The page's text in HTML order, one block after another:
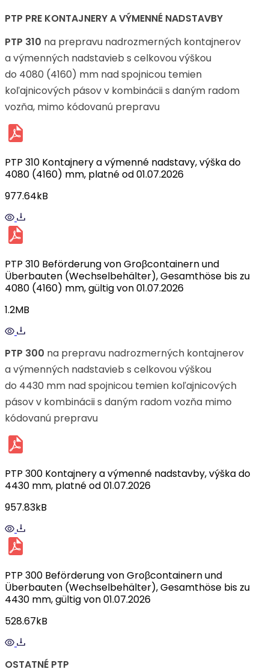
PTP PRE KONTAJNERY A VÝMENNÉ NADSTAVBY
PTP 310 na prepravu nadrozmerných kontajnerov
a výmenných nadstavieb s celkovou výškou
do 4080 (4160) mm nad spojnicou temien
koľajnicových pásov v kombinácii s daným radom
vozňa, mimo kódovanú prepravu
PTP 310 Kontajnery a výmenné nadstavy, výška do
4080 (4160) mm, platné od 01.07.2026
977.64kB
PTP 310 Beförderung von Groβcontainern und
Überbauten (Wechselbehälter), Gesamthöse bis zu
4080 (4160) mm, gültig von 01.07.2026
1.2MB
PTP 300 na prepravu nadrozmerných kontajnerov
a výmenných nadstavieb s celkovou výškou
do 4430 mm nad spojnicou temien koľajnicových
pásov v kombinácii s daným radom vozňa mimo
kódovanú prepravu
PTP 300 Kontajnery a výmenné nadstavby, výška do
4430 mm, platné od 01.07.2026
957.83kB
PTP 300 Beförderung von Groβcontainern und
Überbauten (Wechselbehälter), Gesamthöse bis zu
4430 mm, gültig von 01.07.2026
528.67kB
OSTATNÉ PTP